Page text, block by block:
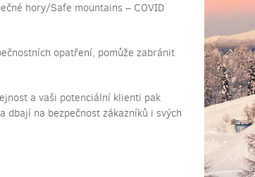
hory/Safe mountains – COVID
opatření, pomůže zabránit
a vaši potenciální klienti pak
dbají na bezpečnost zákazníků i svých